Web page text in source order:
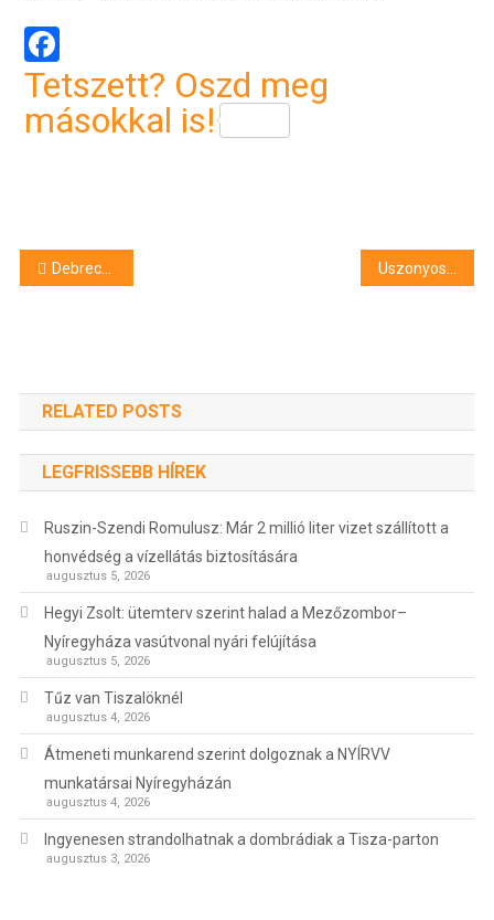
Facebook
Tetszett? Oszd meg
másokkal is!
Bejegyzés
Debreceni siker is született a Bartók Béla XXVI. Nemzetközi Kórusversenyen
RELATED POSTS
LEGFRISSEBB HÍREK
Ruszin-Szendi Romulusz: Már 2 millió liter vizet szállított a
honvédség a vízellátás biztosítására
augusztus 5, 2026
Hegyi Zsolt: ütemterv szerint halad a Mezőzombor–
Nyíregyháza vasútvonal nyári felújítása
augusztus 5, 2026
Tűz van Tiszalöknél
augusztus 4, 2026
Átmeneti munkarend szerint dolgoznak a NYÍRVV
munkatársai Nyíregyházán
augusztus 4, 2026
Ingyenesen strandolhatnak a dombrádiak a Tisza-parton
augusztus 3, 2026